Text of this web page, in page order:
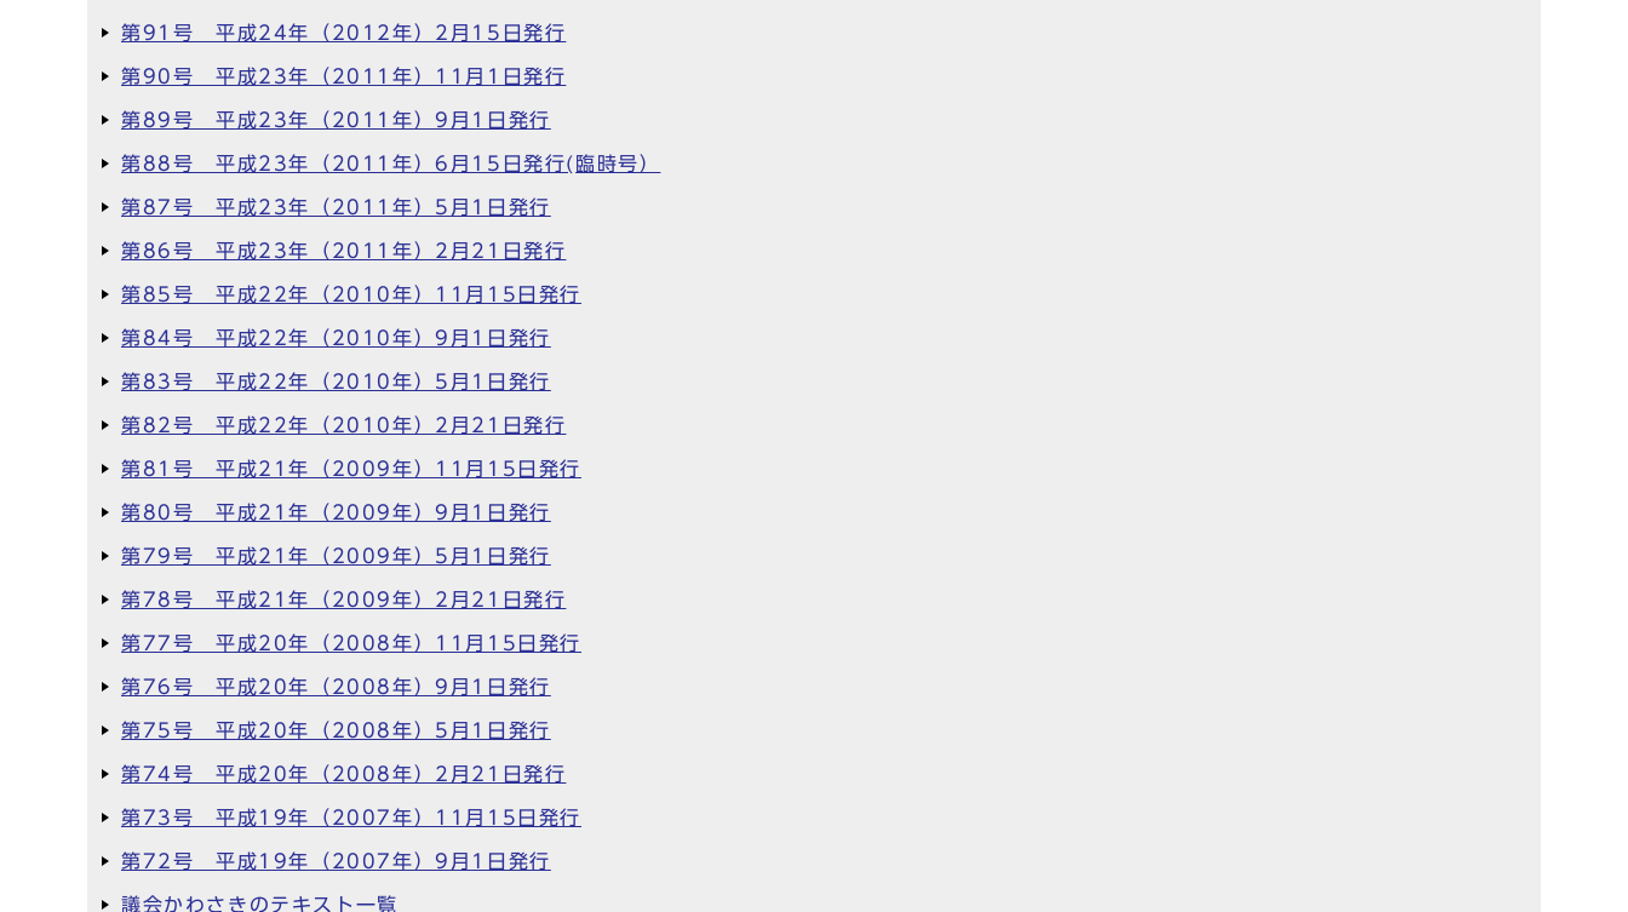
第91号 平成24年（2012年）2月15日発行
第90号 平成23年（2011年）11月1日発行
第89号 平成23年（2011年）9月1日発行
第88号 平成23年（2011年）6月15日発行(臨時号）
第87号 平成23年（2011年）5月1日発行
第86号 平成23年（2011年）2月21日発行
第85号 平成22年（2010年）11月15日発行
第84号 平成22年（2010年）9月1日発行
第83号 平成22年（2010年）5月1日発行
第82号 平成22年（2010年）2月21日発行
第81号 平成21年（2009年）11月15日発行
第80号 平成21年（2009年）9月1日発行
第79号 平成21年（2009年）5月1日発行
第78号 平成21年（2009年）2月21日発行
第77号 平成20年（2008年）11月15日発行
第76号 平成20年（2008年）9月1日発行
第75号 平成20年（2008年）5月1日発行
第74号 平成20年（2008年）2月21日発行
第73号 平成19年（2007年）11月15日発行
第72号 平成19年（2007年）9月1日発行
議会かわさきのテキスト一覧